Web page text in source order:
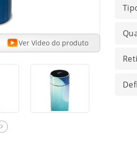
Ver Vídeo do produto